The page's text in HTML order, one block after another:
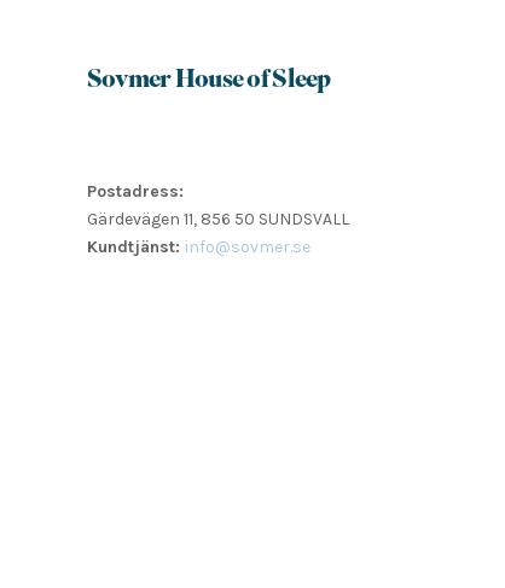
Sovmer House of Sleep
Postadress:
Gärdevägen 11, 856 50 SUNDSVALL
Kundtjänst: info@sovmer.se